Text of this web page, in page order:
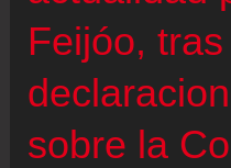
Feijóo,
sobre la